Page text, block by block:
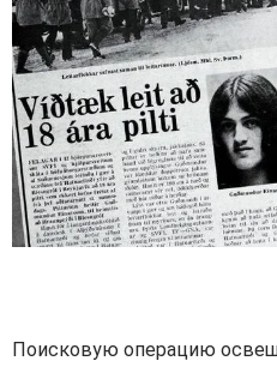
Поисковую операцию